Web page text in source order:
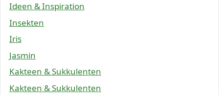
Ideen & Inspiration
Insekten
Iris
Jasmin
Kakteen & Sukkulenten
Kakteen & Sukkulenten